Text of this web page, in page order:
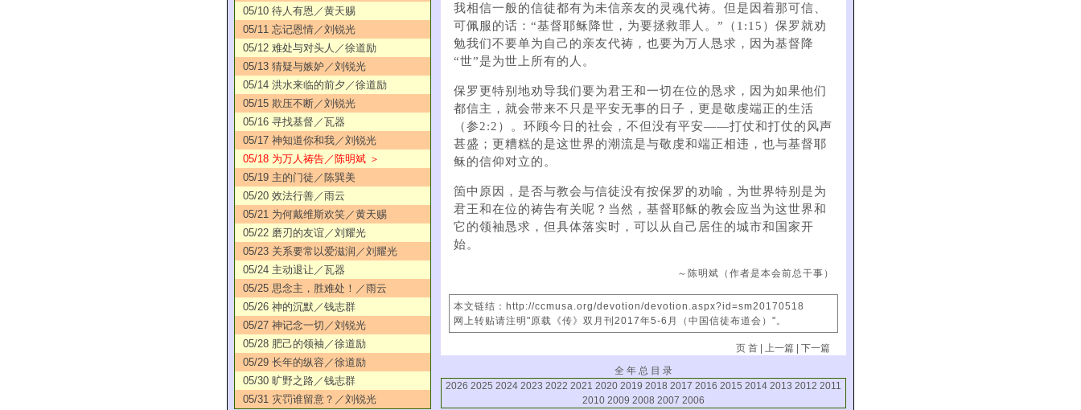
05/10 待人有恩／黄天赐
05/11 忘记恩情／刘锐光
05/12 难处与对头人／徐道励
05/13 猜疑与嫉妒／刘锐光
05/14 洪水来临的前夕／徐道励
05/15 欺压不断／刘锐光
05/16 寻找基督／瓦器
05/17 神知道你和我／刘锐光
05/18 为万人祷告／陈明斌 ＞
05/19 主的门徒／陈巽美
05/20 效法行善／雨云
05/21 为何戴维斯欢笑／黄天赐
05/22 磨刃的友谊／刘耀光
05/23 关系要常以爱滋润／刘耀光
05/24 主动退让／瓦器
05/25 思念主，胜难处！／雨云
05/26 神的沉默／钱志群
05/27 神记念一切／刘锐光
05/28 肥己的领袖／徐道励
05/29 长年的纵容／徐道励
05/30 旷野之路／钱志群
05/31 灾罚谁留意？／刘锐光
我相信一般的信徒都有为未信亲友的灵魂代祷。但是因着那可信、
可佩服的话：“基督耶稣降世，为要拯救罪人。”（1:15）保罗就劝
勉我们不要单为自己的亲友代祷，也要为万人恳求，因为基督降
“世”是为世上所有的人。
保罗更特别地劝导我们要为君王和一切在位的恳求，因为如果他们
都信主，就会带来不只是平安无事的日子，更是敬虔端正的生活
（参2:2）。环顾今日的社会，不但没有平安——打仗和打仗的风声
甚盛；更糟糕的是这世界的潮流是与敬虔和端正相违，也与基督耶
稣的信仰对立的。
箇中原因，是否与教会与信徒没有按保罗的劝喻，为世界特别是为
君王和在位的祷告有关呢？当然，基督耶稣的教会应当为这世界和
它的领袖恳求，但具体落实时，可以从自己居住的城市和国家开
始。
～陈明斌（作者是本会前总干事）
本文链结：http://ccmusa.org/devotion/devotion.aspx?id=sm20170518
网上转贴请注明"原载《传》双月刊2017年5-6月（中国信徒布道会）"。
页 首 |上一篇 |下一篇
全 年 总 目 录
2026 2025 2024 2023 2022 2021 2020 2019 2018 2017 2016 2015 2014 2013 2012 2011
2010 2009 2008 2007 2006